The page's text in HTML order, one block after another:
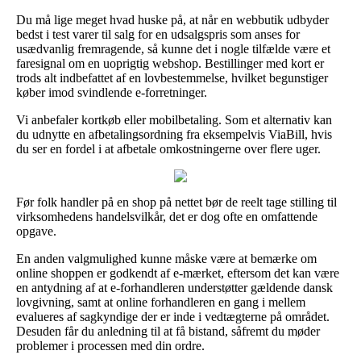
Du må lige meget hvad huske på, at når en webbutik udbyder
bedst i test varer til salg for en udsalgspris som anses for
usædvanlig fremragende, så kunne det i nogle tilfælde være et
faresignal om en uoprigtig webshop. Bestillinger med kort er
trods alt indbefattet af en lovbestemmelse, hvilket begunstiger
køber imod svindlende e-forretninger.
Vi anbefaler kortkøb eller mobilbetaling. Som et alternativ kan
du udnytte en afbetalingsordning fra eksempelvis ViaBill, hvis
du ser en fordel i at afbetale omkostningerne over flere uger.
Før folk handler på en shop på nettet bør de reelt tage stilling til
virksomhedens handelsvilkår, det er dog ofte en omfattende
opgave.
En anden valgmulighed kunne måske være at bemærke om
online shoppen er godkendt af e-mærket, eftersom det kan være
en antydning af at e-forhandleren understøtter gældende dansk
lovgivning, samt at online forhandleren en gang i mellem
evalueres af sagkyndige der er inde i vedtægterne på området.
Desuden får du anledning til at få bistand, såfremt du møder
problemer i processen med din ordre.